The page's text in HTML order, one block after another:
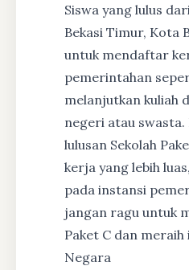
Siswa yang lulus
Bekasi Timur, Kota
untuk mendaftar
pemerintahan
melanjutkan kuliah
negeri atau swasta.
lulusan Sekolah
kerja yang lebih
pada instansi
jangan ragu untuk
Paket C dan
Negara